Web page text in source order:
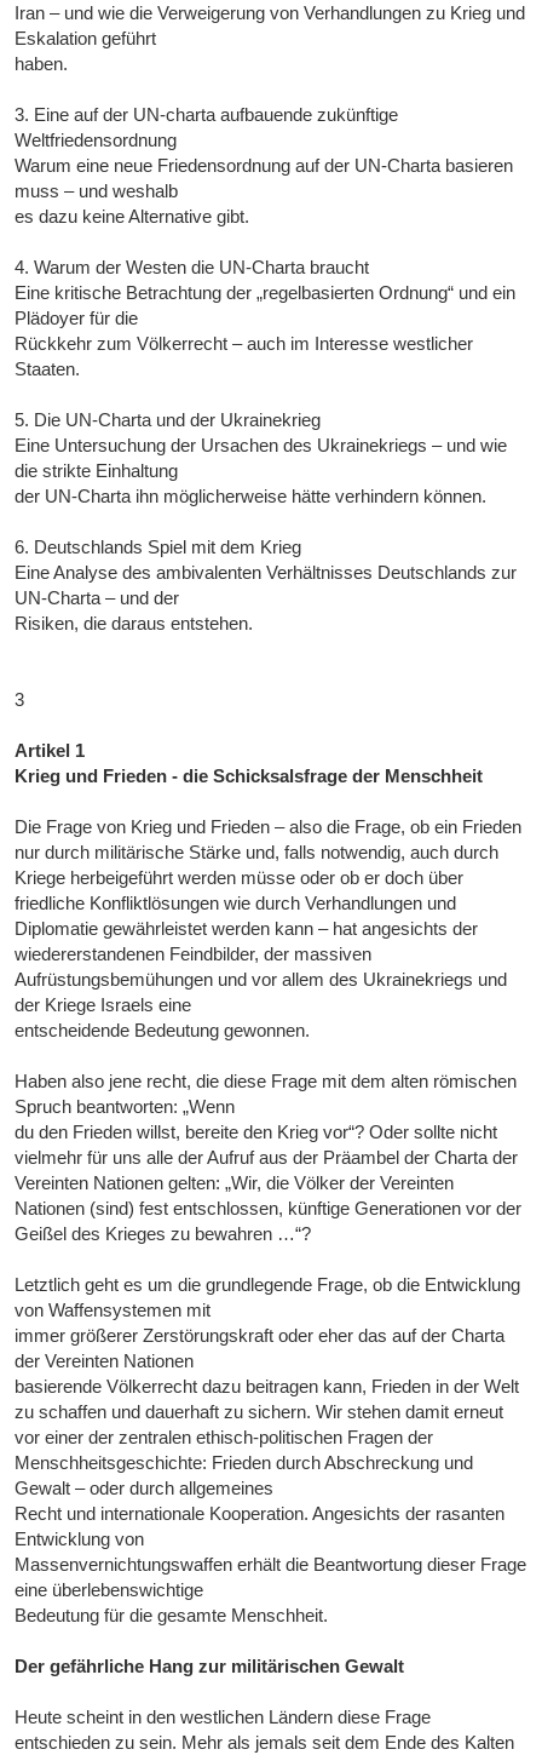
Iran – und wie die Verweigerung von Verhandlungen zu Krieg und
Eskalation geführt
haben.
3. Eine auf der UN-charta aufbauende zukünftige
Weltfriedensordnung
Warum eine neue Friedensordnung auf der UN-Charta basieren
muss – und weshalb
es dazu keine Alternative gibt.
4. Warum der Westen die UN-Charta braucht
Eine kritische Betrachtung der „regelbasierten Ordnung“ und ein
Plädoyer für die
Rückkehr zum Völkerrecht – auch im Interesse westlicher
Staaten.
5. Die UN-Charta und der Ukrainekrieg
Eine Untersuchung der Ursachen des Ukrainekriegs – und wie
die strikte Einhaltung
der UN-Charta ihn möglicherweise hätte verhindern können.
6. Deutschlands Spiel mit dem Krieg
Eine Analyse des ambivalenten Verhältnisses Deutschlands zur
UN-Charta – und der
Risiken, die daraus entstehen.
3
Artikel 1
Krieg und Frieden - die Schicksalsfrage der Menschheit
Die Frage von Krieg und Frieden – also die Frage, ob ein Frieden
nur durch militärische Stärke und, falls notwendig, auch durch
Kriege herbeigeführt werden müsse oder ob er doch über
friedliche Konfliktlösungen wie durch Verhandlungen und
Diplomatie gewährleistet werden kann – hat angesichts der
wiedererstandenen Feindbilder, der massiven
Aufrüstungsbemühungen und vor allem des Ukrainekriegs und
der Kriege Israels eine
entscheidende Bedeutung gewonnen.
Haben also jene recht, die diese Frage mit dem alten römischen
Spruch beantworten: „Wenn
du den Frieden willst, bereite den Krieg vor“? Oder sollte nicht
vielmehr für uns alle der Aufruf aus der Präambel der Charta der
Vereinten Nationen gelten: „Wir, die Völker der Vereinten
Nationen (sind) fest entschlossen, künftige Generationen vor der
Geißel des Krieges zu bewahren …“?
Letztlich geht es um die grundlegende Frage, ob die Entwicklung
von Waffensystemen mit
immer größerer Zerstörungskraft oder eher das auf der Charta
der Vereinten Nationen
basierende Völkerrecht dazu beitragen kann, Frieden in der Welt
zu schaffen und dauerhaft zu sichern. Wir stehen damit erneut
vor einer der zentralen ethisch-politischen Fragen der
Menschheitsgeschichte: Frieden durch Abschreckung und
Gewalt – oder durch allgemeines
Recht und internationale Kooperation. Angesichts der rasanten
Entwicklung von
Massenvernichtungswaffen erhält die Beantwortung dieser Frage
eine überlebenswichtige
Bedeutung für die gesamte Menschheit.
Der gefährliche Hang zur militärischen Gewalt
Heute scheint in den westlichen Ländern diese Frage
entschieden zu sein. Mehr als jemals seit dem Ende des Kalten